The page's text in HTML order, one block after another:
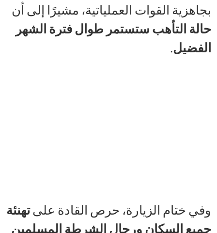
بجاهزية القوات العملياتية، مشيرًا إلى أن
حالة التأهب ستستمر طوال فترة الشهر
الفضيل.
وفي ختام الزيارة، حرص القادة علىتهنئة
جميع السكان ورجال الشرطة المسلمين